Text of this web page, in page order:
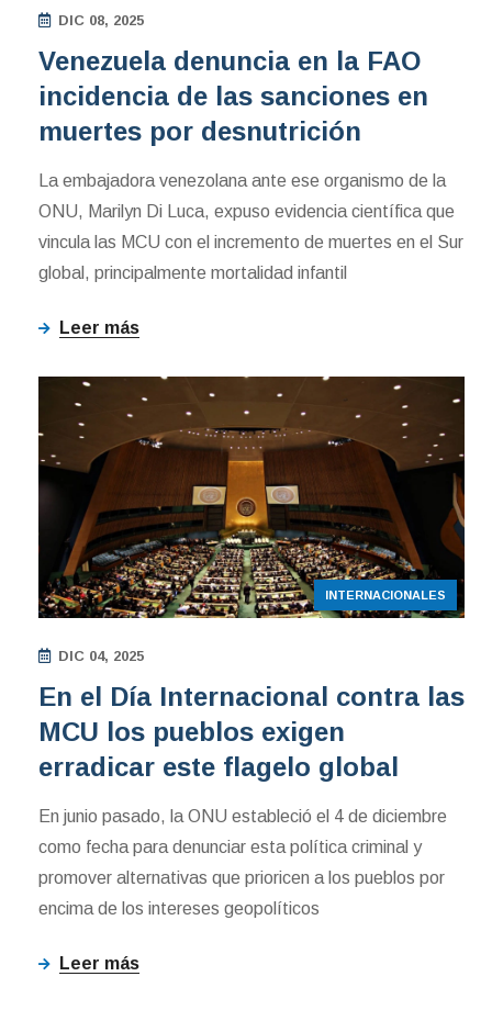
DIC 08, 2025
Venezuela denuncia en la FAO
incidencia de las sanciones en
muertes por desnutrición
La embajadora venezolana ante ese organismo de la
ONU, Marilyn Di Luca, expuso evidencia científica que
vincula las MCU con el incremento de muertes en el Sur
global, principalmente mortalidad infantil
Leer más
INTERNACIONALES
DIC 04, 2025
En el Día Internacional contra las
MCU los pueblos exigen
erradicar este flagelo global
En junio pasado, la ONU estableció el 4 de diciembre
como fecha para denunciar esta política criminal y
promover alternativas que prioricen a los pueblos por
encima de los intereses geopolíticos
Leer más